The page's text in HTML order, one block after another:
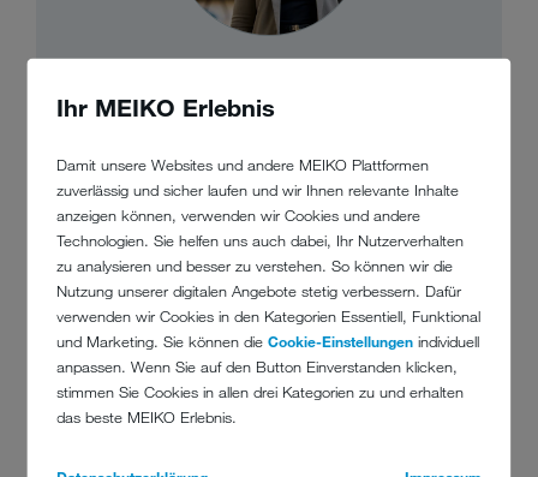
Ihr MEIKO Erlebnis
Damit unsere Websites und andere MEIKO Plattformen
zuverlässig und sicher laufen und wir Ihnen relevante Inhalte
anzeigen können, verwenden wir Cookies und andere
Technologien. Sie helfen uns auch dabei, Ihr Nutzerverhalten
zu analysieren und besser zu verstehen. So können wir die
Nutzung unserer digitalen Angebote stetig verbessern. Dafür
verwenden wir Cookies in den Kategorien Essentiell, Funktional
und Marketing. Sie können dieCookie-Einstellungen individuell
anpassen. Wenn Sie auf den Button Einverstanden klicken,
stimmen Sie Cookies in allen drei Kategorien zu und erhalten
das beste MEIKO Erlebnis.
jobs@meiko-global.com
MEIKO Maschinenbau GmbH & Co. KG
Englerstrasse 3
77652 Offenburg
UNSER BEWERBUNGSPROZESS